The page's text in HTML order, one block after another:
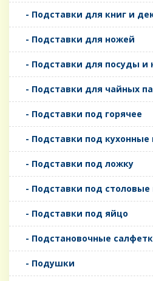
- Подставки для книг и
- Подставки для ножей
- Подставки для посуды и
- Подставки для чайных
- Подставки под горячее
- Подставки под кухонные
- Подставки под ложку
- Подставки под столовые
- Подставки под яйцо
- Подстановочные
- Подушки